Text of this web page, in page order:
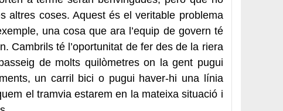
altres coses. Aquest és el veritable problema
una cosa que ara l’equip de govern té
Cambrils té l’oportunitat de fer des de la riera
de molts quilòmetres on la gent pugui
un carril bici o pugui haver-hi una línia
el tramvia estarem en la mateixa situació i